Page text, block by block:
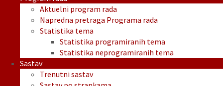
Aktuelni program rada
Napredna pretraga Programa rada
Statistika tema
Statistika programiranih tema
Statistika neprogramiranih tema
Sastav
Trenutni sastav